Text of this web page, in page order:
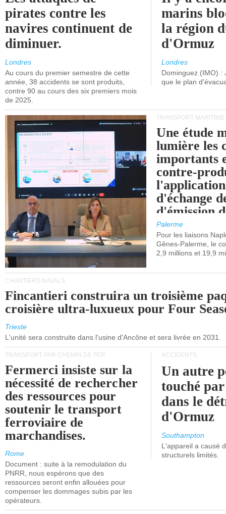
pirates contre les
navires continuent de
diminuer.
Londres
Au cours du premier semestre de cette
année, 38 accidents se sont produits,
contre 90 au cours des six premiers mois
de 2025.
marins
la région
d'Ormuz
Londres
Dominguez (IMO) :
que le plan
TRANSPORT MARITIME
Une étude
lumière les
importants
contre-
d'échange
d'émission
(SEQE-UE)
maritimes
occidentale.
Palerme
Pour les liaisons
Gênes-Palerme, le
2,9 millions et 19,9
CHANTIERS NAVALS
Fincantieri construira un troisième
croisière ultra-luxueux pour Four
Trieste
L'unité sera construite dans l'usine d'Ancône et sera livrée en 2031.
TRANSPORT PAR CHEMIN DE FER
Fermerci insiste sur la
nécessité de rechercher
des ressources pour
soutenir le transport
ferroviaire de
marchandises.
Rome
Document : suite à la remodulation du
PNRR, nous espérons que des
ressources seront enfin allouées pour
compenser les dommages subis par les
opérateurs.
ACCIDENTS
Un autre
touché
dans le
d'Ormuz
Southampton
L'appareil a causé
structurels limités.